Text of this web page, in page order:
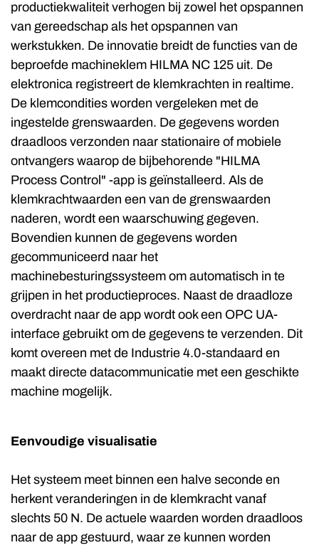
productiekwaliteit verhogen bij zowel het opspannen
van gereedschap als het opspannen van
werkstukken. De innovatie breidt de functies van de
beproefde machineklem HILMA NC 125 uit. De
elektronica registreert de klemkrachten in realtime.
De klemcondities worden vergeleken met de
ingestelde grenswaarden. De gegevens worden
draadloos verzonden naar stationaire of mobiele
ontvangers waarop de bijbehorende "HILMA
Process Control" -app is geïnstalleerd. Als de
klemkrachtwaarden een van de grenswaarden
naderen, wordt een waarschuwing gegeven.
Bovendien kunnen de gegevens worden
gecommuniceerd naar het
machinebesturingssysteem om automatisch in te
grijpen in het productieproces. Naast de draadloze
overdracht naar de app wordt ook een OPC UA-
interface gebruikt om de gegevens te verzenden. Dit
komt overeen met de Industrie 4.0-standaard en
maakt directe datacommunicatie met een geschikte
machine mogelijk.
Eenvoudige visualisatie
Het systeem meet binnen een halve seconde en
herkent veranderingen in de klemkracht vanaf
slechts 50 N. De actuele waarden worden draadloos
naar de app gestuurd, waar ze kunnen worden